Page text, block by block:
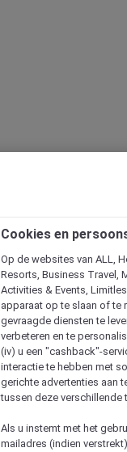
Cookies en
Op de websites van ALL,
Resorts, Business Travel,
Activities & Events,
apparaat op te slaan of te
gevraagde diensten te
verbeteren en te
(iv) u een "cashback"-
interactie te hebben met
gerichte advertenties aan
tussen deze
Als u instemt met het
mailadres (indien